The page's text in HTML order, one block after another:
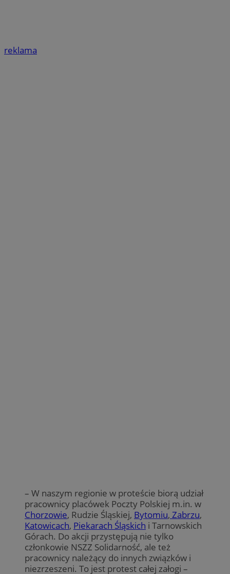
reklama
– W naszym regionie w proteście biorą udział
pracownicy placówek Poczty Polskiej m.in. w
Chorzowie, Rudzie Śląskiej, Bytomiu, Zabrzu,
Katowicach, Piekarach Śląskich i Tarnowskich
Górach. Do akcji przystępują nie tylko
członkowie NSZZ Solidarność, ale też
pracownicy należący do innych związków i
niezrzeszeni. To jest protest całej załogi –